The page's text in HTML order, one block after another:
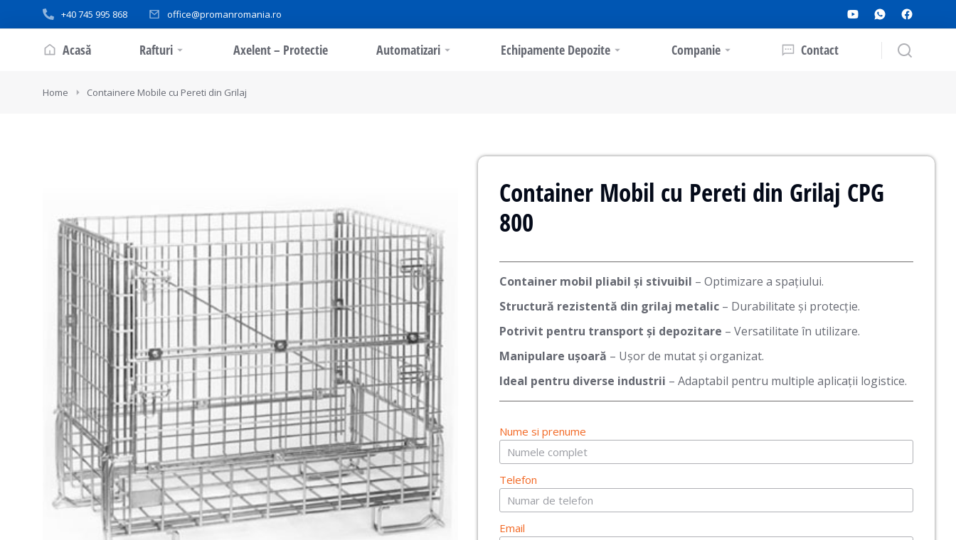
+40 745 995 868 office@promanromania.ro
Acasă Rafturi Axelent – Protectie Automatizari Echipamente Depozite Companie Contact
You are here:
Home Containere Mobile cu Pereti din Grilaj
Container Mobil cu Pereti din Grilaj CPG
800
Container mobil pliabil și stivuibil – Optimizare a spațiului.
Structură rezistentă din grilaj metalic – Durabilitate și protecție.
Potrivit pentru transport și depozitare – Versatilitate în utilizare.
Manipulare ușoară – Ușor de mutat și organizat.
Ideal pentru diverse industrii – Adaptabil pentru multiple aplicații logistice.
Nume si prenume
Telefon
Email